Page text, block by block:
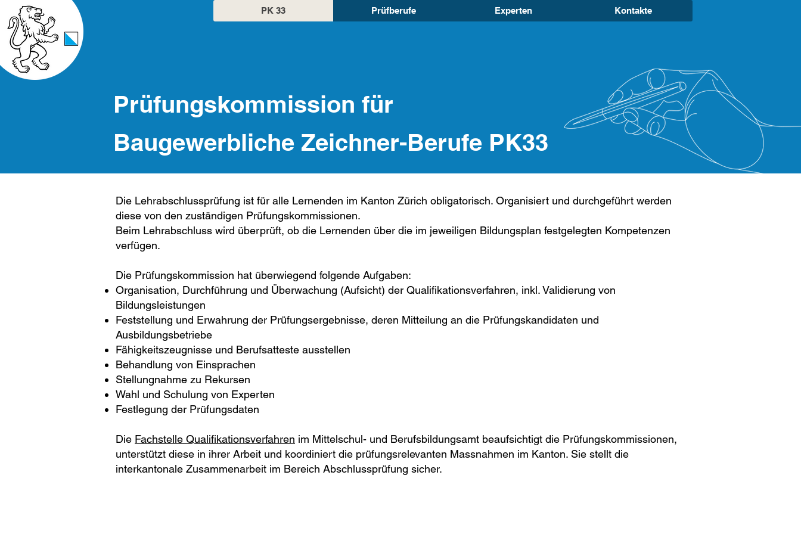
PK 33 Prüfberufe Experten Kontakte
Prüfungskommission für
Baugewerbliche Zeichner-Berufe PK33
​​Die Lehrabschlussprüfung ist für alle Lernenden im Kanton Zürich obligatorisch. Organisiert und durchgeführt werden
diese von den zuständigen Prüfungskommissionen.
Beim Lehrabschluss wird überprüft, ob die Lernenden über die im jeweiligen Bildungsplan festgelegten Kompetenzen
verfügen.
Die Prüfungskommission hat überwiegend folgende Aufgaben:
Organisation, Durchführung und Überwachung (Aufsicht) der Qualifikationsverfahren, inkl. Validierung von
Bildungsleistungen
Feststellung und Erwahrung der Prüfungsergebnisse, deren Mitteilung an die Prüfungskandidaten und
Ausbildungsbetriebe
Fähigkeitszeugnisse und Berufsatteste ausstellen
Behandlung von Einsprachen
Stellungnahme zu Rekursen
Wahl und Schulung von Experten
Festlegung der Prüfungsdaten
Die Fachstelle Qualifikationsverfahren im Mittelschul- und Berufsbildungsamt beaufsichtigt die Prüfungskommissionen,
unterstützt diese in ihrer Arbeit und koordiniert die prüfungsrelevanten Massnahmen im Kanton. Sie stellt die
interkantonale Zusammenarbeit im Bereich Abschlussprüfung sicher.